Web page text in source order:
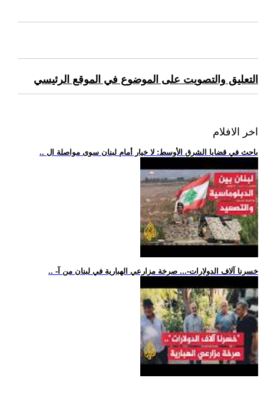
التعليق والتصويت على الموضوع في الموقع الرئيسي
اخر الافلام
.. باحث في قضايا الشرق الأوسط: لا خيار أمام لبنان سوى مواصلة ال
.. -خسرنا آلاف الدولارات-... صرخة مزارعي الهبارية في لبنان من آ